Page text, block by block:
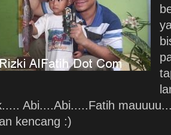
Abi....Abi.....Fatih
kencang :)